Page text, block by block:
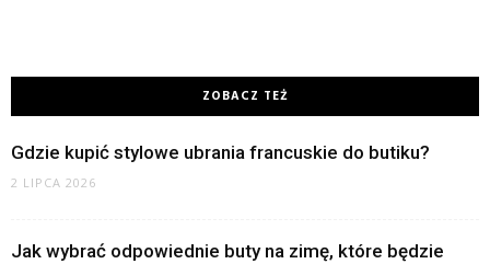
ZOBACZ TEŻ
Gdzie kupić stylowe ubrania francuskie do butiku?
2 LIPCA 2026
Jak wybrać odpowiednie buty na zimę, które będzie